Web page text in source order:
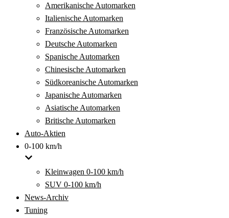
Amerikanische Automarken
Italienische Automarken
Französische Automarken
Deutsche Automarken
Spanische Automarken
Chinesische Automarken
Südkoreanische Automarken
Japanische Automarken
Asiatische Automarken
Britische Automarken
Auto-Aktien
0-100 km/h
Kleinwagen 0-100 km/h
SUV 0-100 km/h
News-Archiv
Tuning